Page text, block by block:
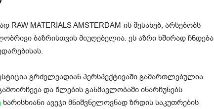
MATERIALS AMSTERDAM-ის შესახებ, არსებობს
ბაზრისთვის მიუღებელია. ეს აზრი ხშირად ჩნდება
გრძელვადიან პერსპექტივაში გამართლებულია.
და წლების განმავლობაში ინარჩუნებს
ხარისხიანი ავეჯი მნიშვნელოვნად ზრდის საკუთრების